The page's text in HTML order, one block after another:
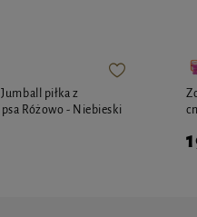
piłka z
Różowo - Niebieski